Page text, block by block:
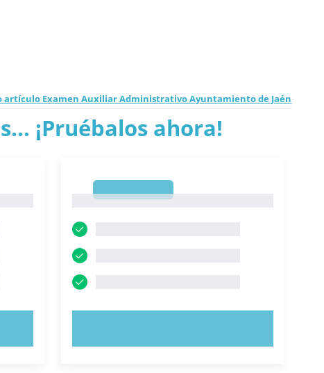
artículo Examen Auxiliar Administrativo Ayuntamiento de Jaén
¡Pruébalos ahora!